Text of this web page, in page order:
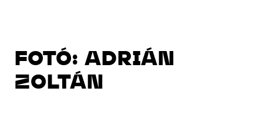
FOTÓ: ADRIÁN
ZOLTÁN